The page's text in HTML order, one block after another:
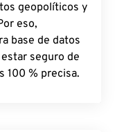
geopolíticos y
eso,
base de datos
seguro de
100 % precisa.